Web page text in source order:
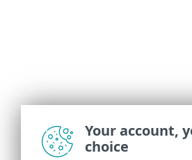
Your account,
choice